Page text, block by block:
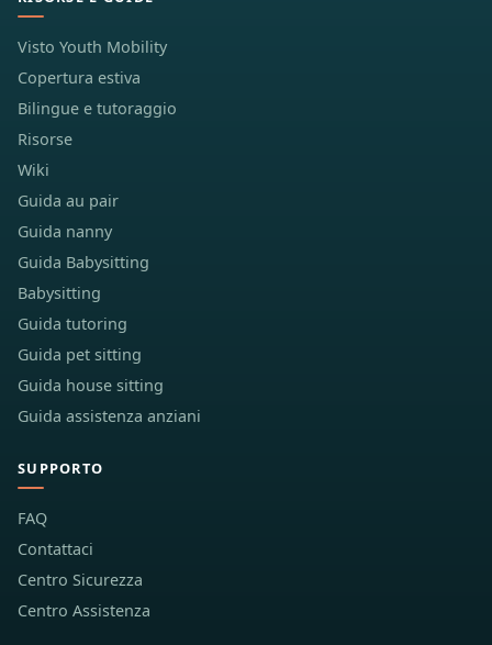
Visto Youth Mobility
Copertura estiva
Bilingue e tutoraggio
Risorse
Wiki
Guida au pair
Guida nanny
Guida Babysitting
Babysitting
Guida tutoring
Guida pet sitting
Guida house sitting
Guida assistenza anziani
SUPPORTO
FAQ
Contattaci
Centro Sicurezza
Centro Assistenza